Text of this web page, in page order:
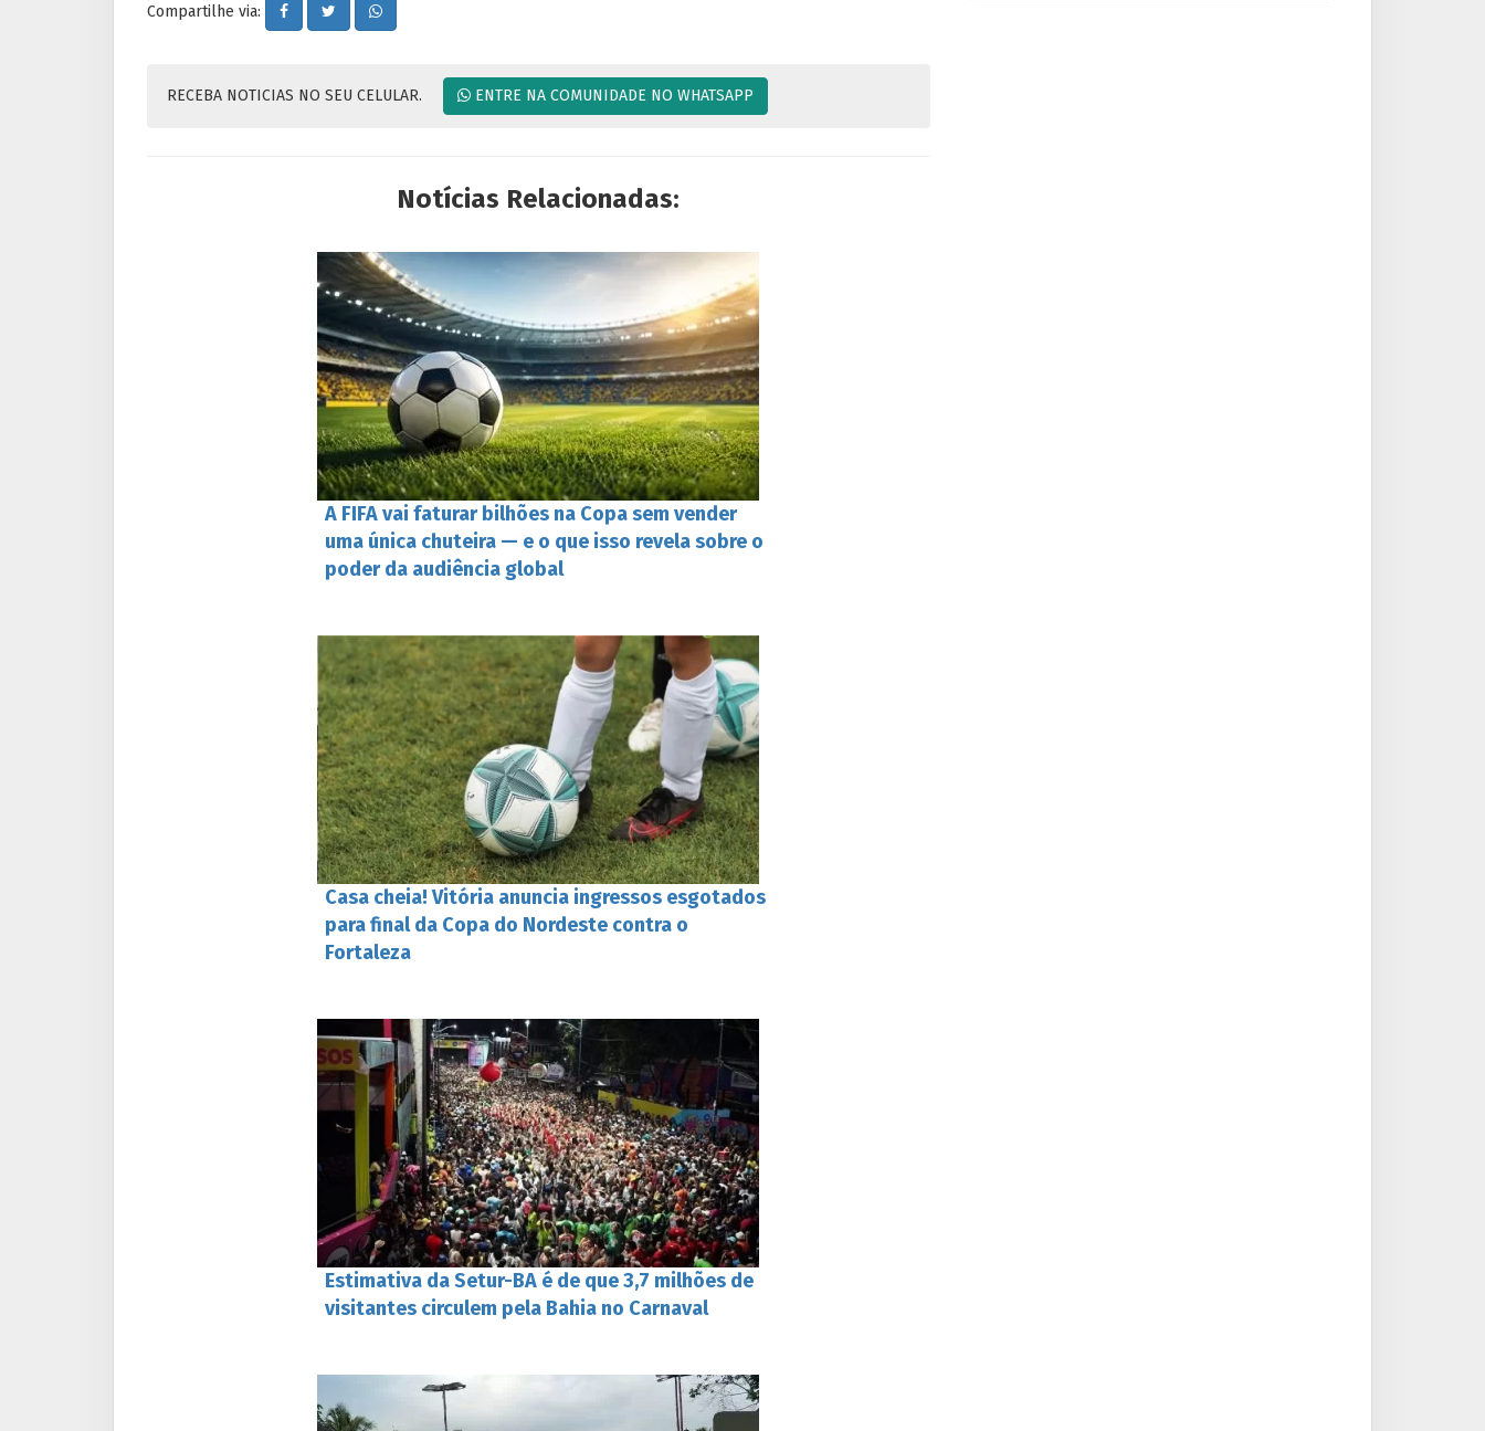
Compartilhe via:
RECEBA NOTICIAS NO SEU CELULAR. ENTRE NA COMUNIDADE NO WHATSAPP
Notícias Relacionadas:
A FIFA vai faturar bilhões na Copa sem vender
uma única chuteira — e o que isso revela sobre o
poder da audiência global
Casa cheia! Vitória anuncia ingressos esgotados
para final da Copa do Nordeste contra o
Fortaleza
Estimativa da Setur-BA é de que 3,7 milhões de
visitantes circulem pela Bahia no Carnaval